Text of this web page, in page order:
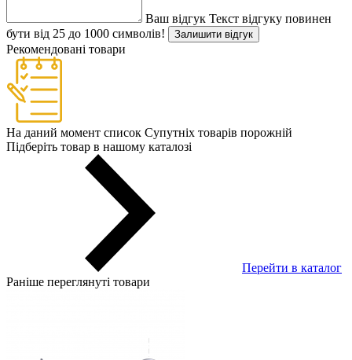
Ваш відгук Текст відгуку повинен
бути від 25 до 1000 символів!
Залишити відгук
Рекомендовані товари
На даний момент список Супутніх товарів порожній
Підберіть товар в нашому каталозі
Перейти в каталог
Раніше переглянуті товари